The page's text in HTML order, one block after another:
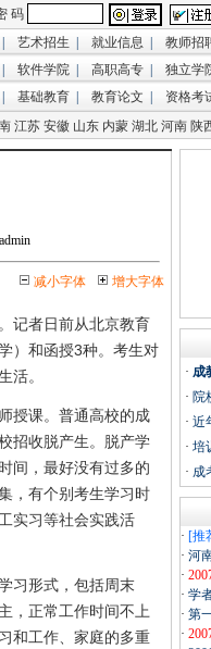
艺术招生 就业信息 教师招
软件学院 高职高专 独立学
基础教育 教育论文 资格考
江苏 安徽 山东 内蒙 湖北 河南 陕
减小字体 增大字体
记者日前从北京教育
）和函授3种。考生对
活。
授课。普通高校的成
招收脱产生。脱产学
间，最好没有过多的
，有个别考生学习时
实习等社会实践活
习形式，包括周末
，正常工作时间不上
和工作、家庭的多重
· 成
· 院
· 近
· 培
· 成
· [推
· 河
·
· 学
· 第
·